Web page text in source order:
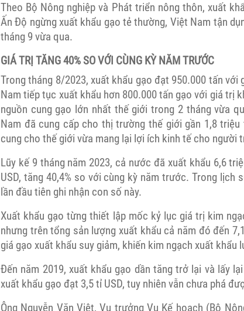
Theo Bộ Nông nghiệp và Phát triển nông thôn, xuất
Ấn Độ ngừng xuất khẩu gạo tẻ thường, Việt Nam tận
tháng 9 vừa qua.
GIÁ TRỊ TĂNG 40% SO VỚI CÙNG KỲ NĂM TRƯỚC
Trong tháng 8/2023, xuất khẩu gạo đạt 950.000 tấn với
Nam tiếp tục xuất khẩu hơn 800.000 tấn gạo với giá trị
nguồn cung gạo lớn nhất thế giới trong 2 tháng vừa
Nam đã cung cấp cho thị trường thế giới gần 1,8
cung cho thế giới vừa mang lại lợi ích kinh tế cho người
Lũy kế 9 tháng năm 2023, cả nước đã xuất khẩu 6,6
USD, tăng 40,4% so với cùng kỳ năm trước. Trong lịch
lần đầu tiên ghi nhận con số này.
Xuất khẩu gạo từng thiết lập mốc kỷ lục giá trị kim
nhưng trên tổng sản lượng xuất khẩu cả năm đó đến
giá gạo xuất khẩu suy giảm, khiến kim ngạch xuất khẩu
Đến năm 2019, xuất khẩu gạo dần tăng trở lại và lấy
xuất khẩu gạo đạt 3,5 tỉ USD, tuy nhiên vẫn chưa phá
Ông Nguyễn Văn Việt, Vụ trưởng Vụ Kế hoạch (Bộ